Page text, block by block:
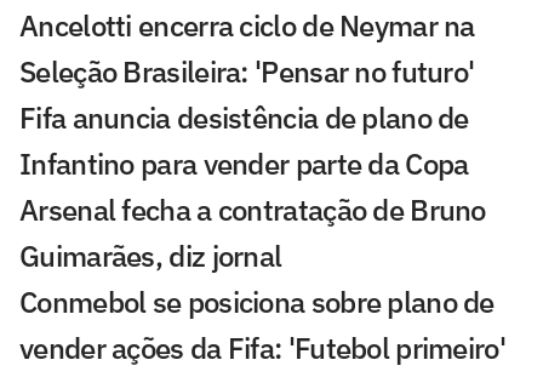
Ancelotti encerra ciclo de Neymar na
Seleção Brasileira: 'Pensar no futuro'
Fifa anuncia desistência de plano de
Infantino para vender parte da Copa
Arsenal fecha a contratação de Bruno
Guimarães, diz jornal
Conmebol se posiciona sobre plano de
vender ações da Fifa: 'Futebol primeiro'